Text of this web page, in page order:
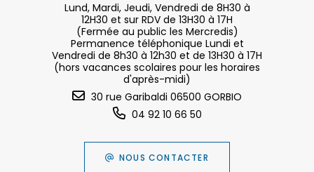
Lund, Mardi, Jeudi, Vendredi de 8H30 à
12H30 et sur RDV de 13H30 à 17H
(Fermée au public les Mercredis)
Permanence téléphonique Lundi et
Vendredi de 8h30 à 12h30 et de 13H30 à 17H
(hors vacances scolaires pour les horaires
d'après-midi)
30 rue Garibaldi 06500 GORBIO
04 92 10 66 50
NOUS CONTACTER